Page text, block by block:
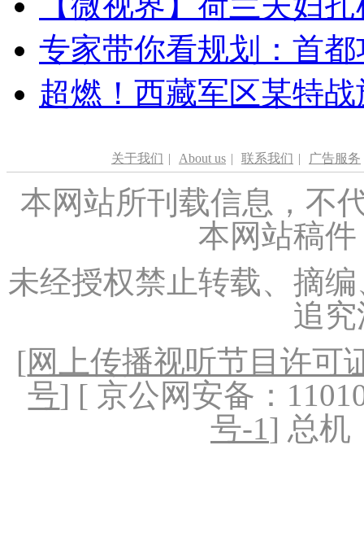
专家带你看规划：首
超燃！西藏军区某特
关于我们 | About us | 联系我们 | 广告服务
本网站所刊载信息，不
本网站稿
未经授权禁止转载、摘
追
[网上传播视听节目许可
号] [ 京公网安备：
号-1] 总机